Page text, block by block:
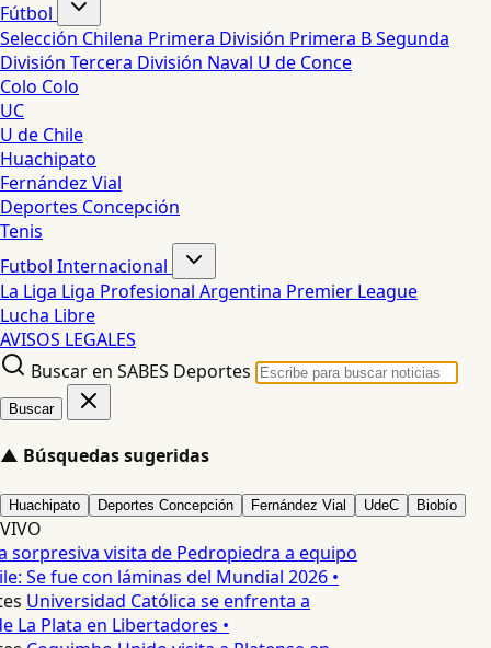
Fútbol
Selección Chilena Primera División Primera BSegunda
División Tercera División Naval U de Conce
Colo Colo
UC
U de Chile
Huachipato
Fernández Vial
Deportes Concepción
Tenis
Futbol Internacional
La Liga Liga Profesional Argentina Premier League
Lucha Libre
AVISOS LEGALES
Buscar en SABES Deportes
Buscar
▲ Búsquedas sugeridas
Huachipato Deportes Concepción Fernández Vial UdeC Biobío
VIVO
sorpresiva visita de Pedropiedra a equipo
Se fue con láminas del Mundial 2026 •
Universidad Católica se enfrenta a
La Plata en Libertadores •